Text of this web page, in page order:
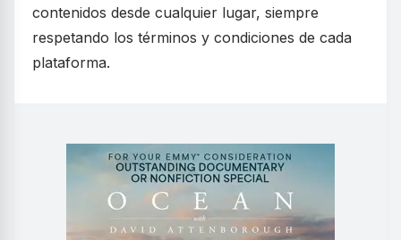
contenidos desde cualquier lugar, siempre
respetando los términos y condiciones de cada
plataforma.